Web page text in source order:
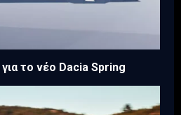
το νέο Dacia Spring